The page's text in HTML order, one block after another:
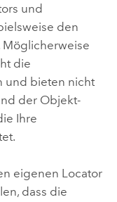
und
den
Möglicherweise
die
und bieten nicht
der Objekt-
Ihre
eigenen Locator
dass die